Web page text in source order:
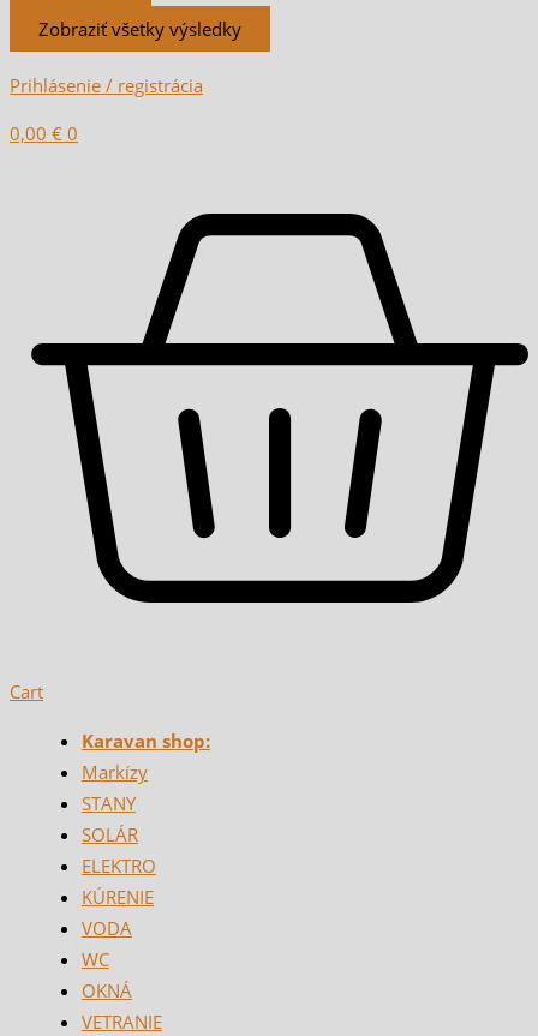
Zobraziť všetky výsledky
Prihlásenie / registrácia
0,00 € 0
Cart
Karavan shop:
Markízy
STANY
SOLÁR
ELEKTRO
KÚRENIE
VODA
WC
OKNÁ
VETRANIE